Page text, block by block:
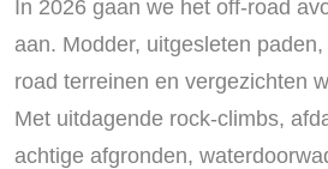
In 2026 gaan we het off-road
aan. Modder, uitgesleten
road terreinen en vergezichten
Met uitdagende rock-climbs,
achtige afgronden,